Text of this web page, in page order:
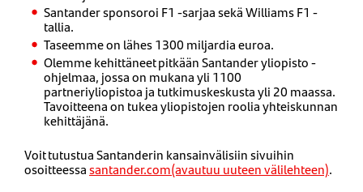
Santander sponsoroi F1 -sarjaa sekä Williams F1 -
tallia.
Taseemme on lähes 1300 miljardia euroa.
Olemme kehittäneet pitkään Santander yliopisto -
ohjelmaa, jossa on mukana yli 1100
partneriyliopistoa ja tutkimuskeskusta yli 20 maassa.
Tavoitteena on tukea yliopistojen roolia yhteiskunnan
kehittäjänä.
Voit tutustua Santanderin kansainvälisiin sivuihin
osoitteessasantander.com(avautuu uuteen välilehteen).